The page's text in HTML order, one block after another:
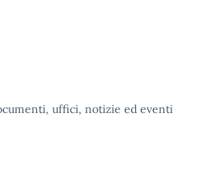
uffici, notizie ed eventi